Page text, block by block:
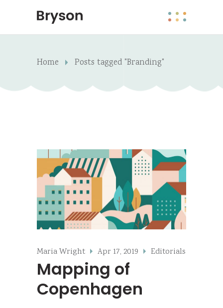
Home Posts tagged "Branding"
Maria Wright Apr 17, 2019 Editorials
Mapping of
Copenhagen